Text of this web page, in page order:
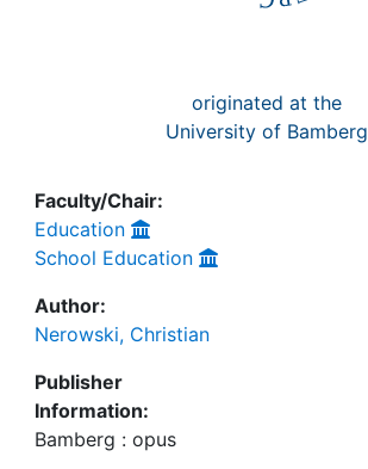
originated at the
University of Bamberg
Faculty/Chair:
Education
School Education
Author:
Nerowski, Christian
Publisher
Information:
Bamberg : opus